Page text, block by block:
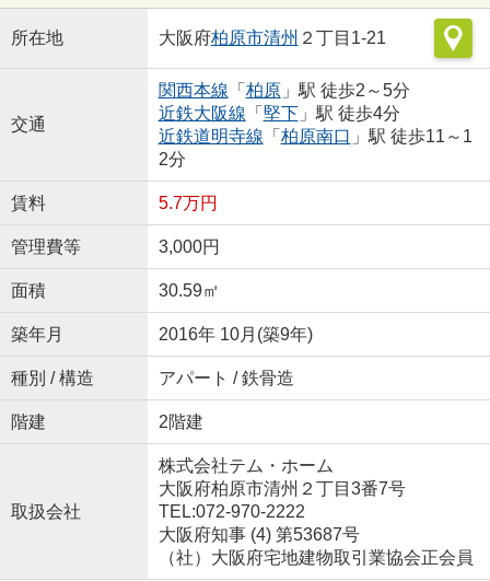
所在地 大阪府柏原市清州 ２丁目1-21
交通
関西本線 「 柏原」駅 徒歩2～5分
近鉄大阪線 「 堅下」駅 徒歩4分
近鉄道明寺線 「 柏原南口 」駅 徒歩11～1
2分
賃料 5.7万円
管理費等 3,000円
面積 30.59㎡
築年月 2016年 10月(築9年)
種別 / 構造 アパート / 鉄骨造
階建 2階建
取扱会社
株式会社テム・ホーム
大阪府柏原市清州２丁目3番7号
TEL:072-970-2222
大阪府知事 (4) 第53687号
（社）大阪府宅地建物取引業協会正会員